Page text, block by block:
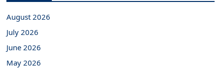
August 2026
July 2026
June 2026
May 2026